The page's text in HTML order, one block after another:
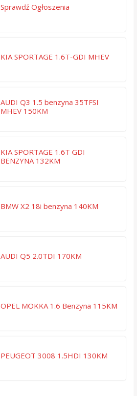
Sprawdź Ogłoszenia
KIA SPORTAGE 1.6T-GDI MHEV
AUDI Q3 1.5 benzyna 35TFSI
MHEV 150KM
KIA SPORTAGE 1.6T GDI
BENZYNA 132KM
BMW X2 18i benzyna 140KM
AUDI Q5 2.0TDI 170KM
OPEL MOKKA 1.6 Benzyna 115KM
PEUGEOT 3008 1.5HDI 130KM